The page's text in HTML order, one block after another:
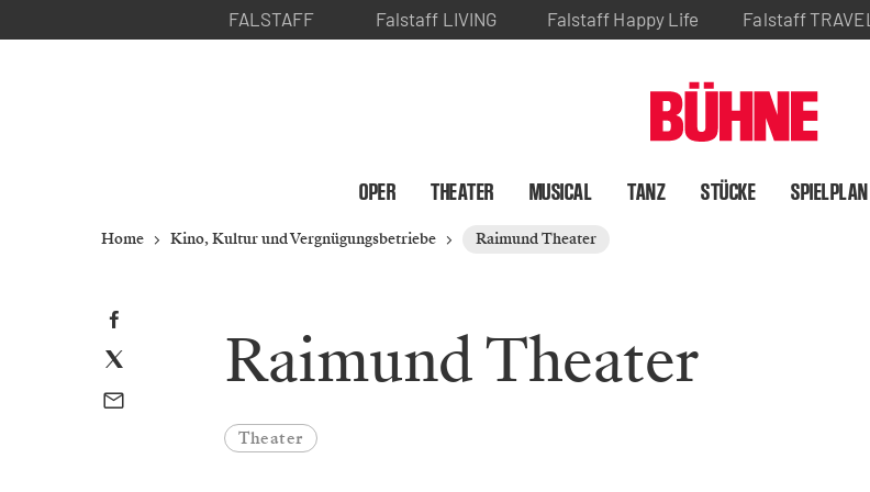
FALSTAFF Falstaff LIVING Falstaff Happy Life Falstaff TRAVEL
OPER THEATER MUSICAL TANZ STÜCKE SPIELPLAN
Home Kino, Kultur und Vergnügungsbetriebe Raimund Theater
Raimund Theater
Theater